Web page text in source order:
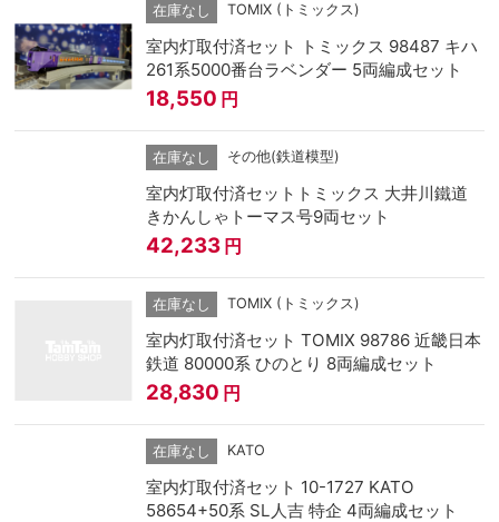
在庫なし TOMIX (トミックス)
室内灯取付済セット トミックス 98487 キハ
261系5000番台ラベンダー 5両編成セット
18,550 円
在庫なし その他(鉄道模型)
室内灯取付済セットトミックス 大井川鐵道
きかんしゃトーマス号9両セット
42,233 円
在庫なし TOMIX (トミックス)
室内灯取付済セット TOMIX 98786 近畿日本
鉄道 80000系 ひのとり 8両編成セット
28,830 円
在庫なし KATO
室内灯取付済セット 10-1727 KATO
58654+50系 SL人吉 特企 4両編成セット